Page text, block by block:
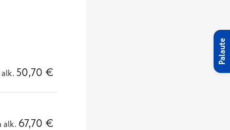
alk. 50,70 €
alk. 67,70 €
Palaute